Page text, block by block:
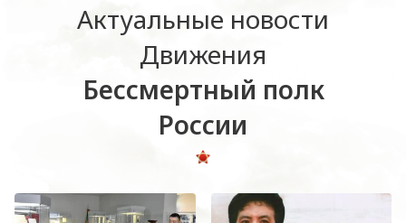
Актуальные новости
Движения
Бессмертный полк
России